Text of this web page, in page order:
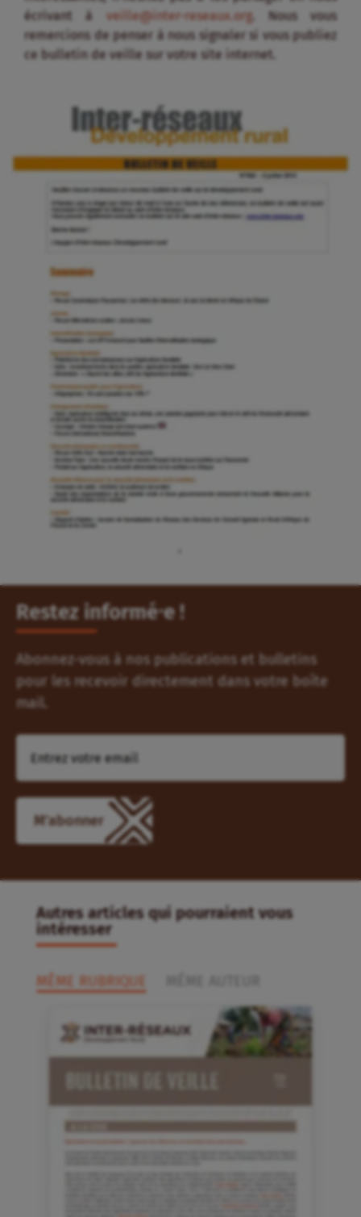
écrivant à veille@inter-reseaux.org. Nous vous
remercions de penser à nous signaler si vous publiez
ce bulletin de veille sur votre site internet.
Restez informé⸱e !
Abonnez-vous à nos publications et bulletins
pour les recevoir directement dans votre boîte
mail.
Autres articles qui pourraient vous
intéresser
MÊME RUBRIQUE